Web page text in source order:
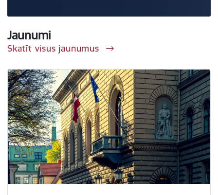
Jaunumi
Skatīt visus jaunumus